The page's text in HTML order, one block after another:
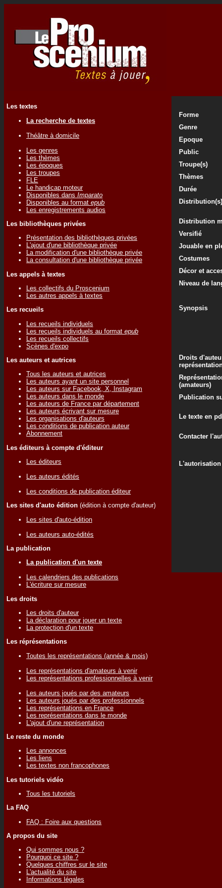
Les textes
La recherche de textes
Théâtre à domicile
Les genres
Les thèmes
Les époques
Les troupes
FLE
Le handicap moteur
Disponibles dans Imparato
Disponibles au format epub
Les enregistrements audios
Les bibliothèques privées
Présentation des bibliothèques privées
L'ajout d'une bibliothèque privée
La modification d'une bibliothèque privée
La consultation d'une bibliothèque privée
Les appels à textes
Les collectifs du Proscenium
Les autres appels à textes
Les recueils
Les recueils individuels
Les recueils individuels au format epub
Les recueils collectifs
Scènes d'expo
Les auteurs et autrices
Tous les auteurs et autrices
Les auteurs ayant un site personnel
Les auteurs sur Facebook, X, Instagram
Les auteurs dans le monde
Les auteurs de France par département
Les auteurs écrivant sur mesure
Les organisations d'auteurs
Les conditions de publication auteur
Abonnement
Les éditeurs à compte d'éditeur
Les éditeurs
Les auteurs édités
Les conditions de publication éditeur
Les sites d'auto édition (édition à compte d'auteur)
Les sites d'auto-édition
Les auteurs auto-édités
La publication
La publication d'un texte
Les calendriers des publications
L'écriture sur mesure
Les droits
Les droits d'auteur
La déclaration pour jouer un texte
La protection d'un texte
Les réprésentations
Toutes les représentations (année & mois)
Les représentations d'amateurs à venir
Les représentations professionnelles à venir
Les auteurs joués par des amateurs
Les auteurs joués par des professionnels
Les représentations en France
Les représentations dans le monde
L'ajout d'une représentation
Le reste du monde
Les annonces
Les liens
Les textes non francophones
Les tutoriels vidéo
Tous les tutoriels
La FAQ
FAQ : Foire aux questions
A propos du site
Qui sommes nous ?
Pourquoi ce site ?
Quelques chiffres sur le site
L'actualité du site
Informations légales
Forme
Genre
Epoque
Public
Troupe(s)
Thèmes
Durée
Distribution(s)
Distribution
Versifié
Jouable en
Costumes
Décor et
Niveau de
Synopsis
Droits
(amateurs)
Publication
Le texte en
Contacter
L'autorisation